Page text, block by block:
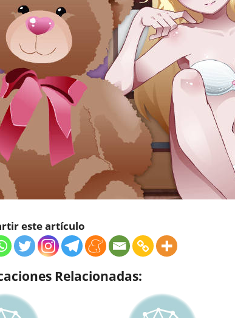
este artículo
Relacionadas: